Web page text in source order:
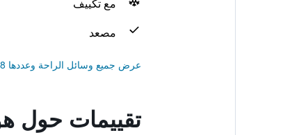
مصعد
عرض جميع وسائل الراحة وعددها 8
تقييمات حول